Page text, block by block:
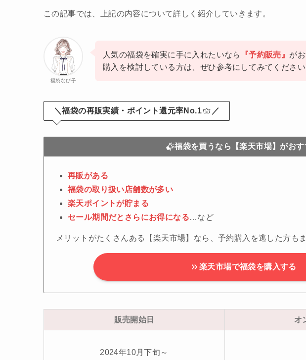
この記事では、上記の内容について詳しく紹介していきます。
福袋なび子
人気の福袋を確実に手に入れたいなら 『予約販売』 が
購入を検討している方は、ぜひ参考にしてみてくださ
＼福袋の再販実績・ポイント還元率No.1 ／
福袋を買うなら【楽天市場】がおす
再販がある
福袋の取り扱い店舗数が多い
楽天ポイントが貯まる
セール期間だとさらにお得になる…など
メリットがたくさんある【楽天市場】なら、予約購入を逃した方も
楽天市場で福袋を購入する
販売開始日 オ
2024年10月下旬～